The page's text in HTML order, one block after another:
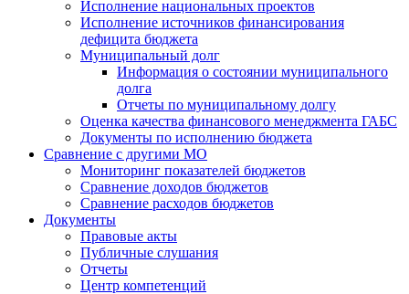
Исполнение национальных проектов
Исполнение источников финансирования
дефицита бюджета
Муниципальный долг
Информация о состоянии муниципального
долга
Отчеты по муниципальному долгу
Оценка качества финансового менеджмента ГАБС
Документы по исполнению бюджета
Сравнение с другими МО
Мониторинг показателей бюджетов
Сравнение доходов бюджетов
Сравнение расходов бюджетов
Документы
Правовые акты
Публичные слушания
Отчеты
Центр компетенций